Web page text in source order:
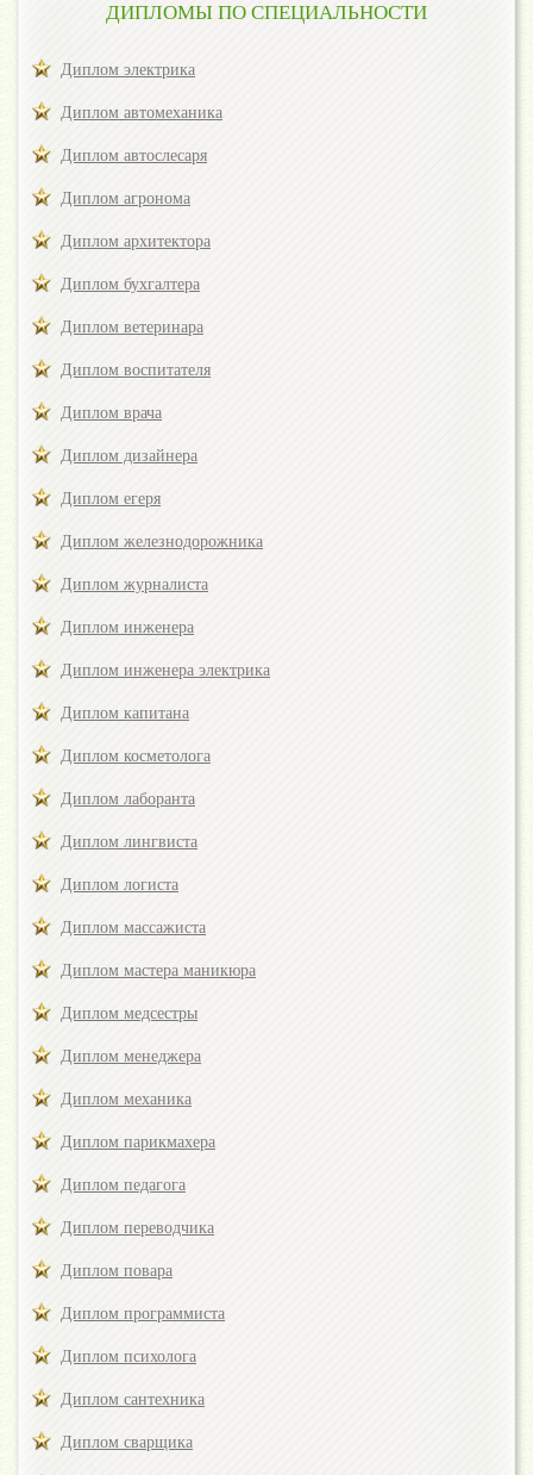
ДИПЛОМЫ ПО СПЕЦИАЛЬНОСТИ
Диплом электрика
Диплом автомеханика
Диплом автослесаря
Диплом агронома
Диплом архитектора
Диплом бухгалтера
Диплом ветеринара
Диплом воспитателя
Диплом врача
Диплом дизайнера
Диплом егеря
Диплом железнодорожника
Диплом журналиста
Диплом инженера
Диплом инженера электрика
Диплом капитана
Диплом косметолога
Диплом лаборанта
Диплом лингвиста
Диплом логиста
Диплом массажиста
Диплом мастера маникюра
Диплом медсестры
Диплом менеджера
Диплом механика
Диплом парикмахера
Диплом педагога
Диплом переводчика
Диплом повара
Диплом программиста
Диплом психолога
Диплом сантехника
Диплом сварщика